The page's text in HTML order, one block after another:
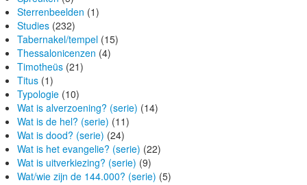
Sterrenbeelden (1)
Studies (232)
Tabernakel/tempel (15)
Thessalonicenzen (4)
Timotheüs (21)
Titus (1)
Typologie (10)
Wat is alverzoening? (serie) (14)
Wat is de hel? (serie) (11)
Wat is dood? (serie) (24)
Wat is het evangelie? (serie) (22)
Wat is uitverkiezing? (serie) (9)
Wat/wie zijn de 144.000? (serie) (5)